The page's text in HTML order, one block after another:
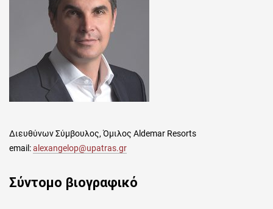
Διευθύνων Σύμβουλος, Όμιλος Aldemar Resorts
email:alexangelop@upatras.gr
Σύντομο βιογραφικό